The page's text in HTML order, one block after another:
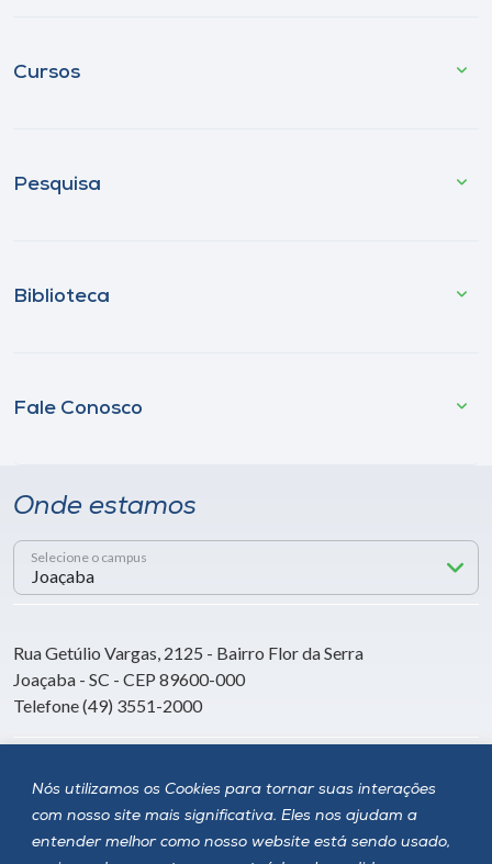
Nós utilizamos os Cookies para tornar suas interações
com nosso site mais significativa. Eles nos ajudam a
entender melhor como nosso website está sendo usado,
Cursos
Pesquisa
Biblioteca
Fale Conosco
Onde estamos
Selecione o campus
Rua Getúlio Vargas, 2125 - Bairro Flor da Serra
Joaçaba - SC - CEP 89600-000
Telefone (49) 3551-2000
Siga a Unoesc